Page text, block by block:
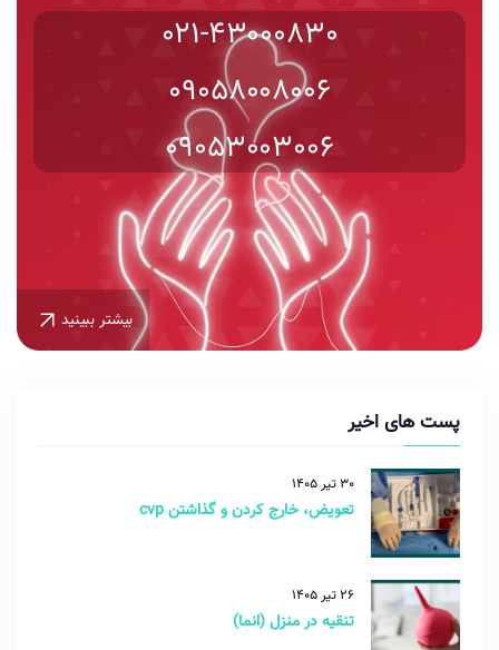
021-43000830
09058008006
09053003006
بیشتر ببینید
پست های اخیر
30 تیر 1405
تعویض، خارج کردن و گذاشتن cvp
26 تیر 1405
تنقیه در منزل (انما)